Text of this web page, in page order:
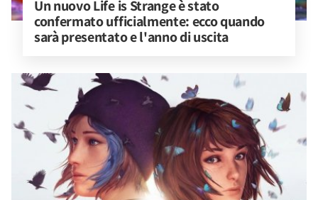
Un nuovo Life is Strange è stato
confermato ufficialmente: ecco quando
sarà presentato e l'anno di uscita